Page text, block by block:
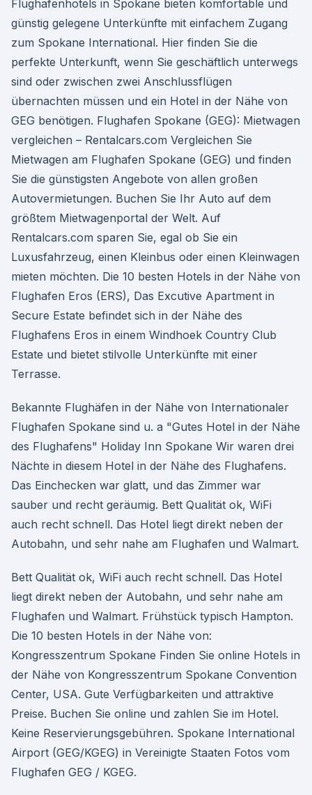
Flughafenhotels in Spokane bieten komfortable und
günstig gelegene Unterkünfte mit einfachem Zugang
zum Spokane International. Hier finden Sie die
perfekte Unterkunft, wenn Sie geschäftlich unterwegs
sind oder zwischen zwei Anschlussflügen
übernachten müssen und ein Hotel in der Nähe von
GEG benötigen. Flughafen Spokane (GEG): Mietwagen
vergleichen – Rentalcars.com Vergleichen Sie
Mietwagen am Flughafen Spokane (GEG) und finden
Sie die günstigsten Angebote von allen großen
Autovermietungen. Buchen Sie Ihr Auto auf dem
größtem Mietwagenportal der Welt. Auf
Rentalcars.com sparen Sie, egal ob Sie ein
Luxusfahrzeug, einen Kleinbus oder einen Kleinwagen
mieten möchten. Die 10 besten Hotels in der Nähe von
Flughafen Eros (ERS), Das Excutive Apartment in
Secure Estate befindet sich in der Nähe des
Flughafens Eros in einem Windhoek Country Club
Estate und bietet stilvolle Unterkünfte mit einer
Terrasse.
Bekannte Flughäfen in der Nähe von Internationaler
Flughafen Spokane sind u. a "Gutes Hotel in der Nähe
des Flughafens" Holiday Inn Spokane Wir waren drei
Nächte in diesem Hotel in der Nähe des Flughafens.
Das Einchecken war glatt, und das Zimmer war
sauber und recht geräumig. Bett Qualität ok, WiFi
auch recht schnell. Das Hotel liegt direkt neben der
Autobahn, und sehr nahe am Flughafen und Walmart.
Bett Qualität ok, WiFi auch recht schnell. Das Hotel
liegt direkt neben der Autobahn, und sehr nahe am
Flughafen und Walmart. Frühstück typisch Hampton.
Die 10 besten Hotels in der Nähe von:
Kongresszentrum Spokane Finden Sie online Hotels in
der Nähe von Kongresszentrum Spokane Convention
Center, USA. Gute Verfügbarkeiten und attraktive
Preise. Buchen Sie online und zahlen Sie im Hotel.
Keine Reservierungsgebühren. Spokane International
Airport (GEG/KGEG) in Vereinigte Staaten Fotos vom
Flughafen GEG / KGEG.